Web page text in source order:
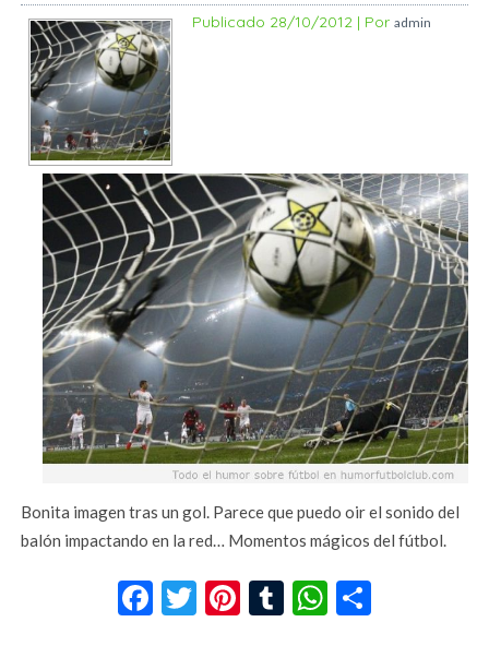
Publicado 28/10/2012 | Por admin
Bonita imagen tras un gol. Parece que puedo oir el sonido del
balón impactando en la red… Momentos mágicos del fútbol.
Facebook
Twitter
Pinterest
TumblrWhatsApp